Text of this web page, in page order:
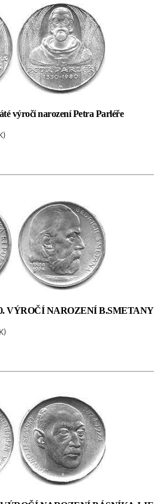
výročí narození Petra Parléře
)
VÝROČÍ NAROZENÍ B.SMETANY
)